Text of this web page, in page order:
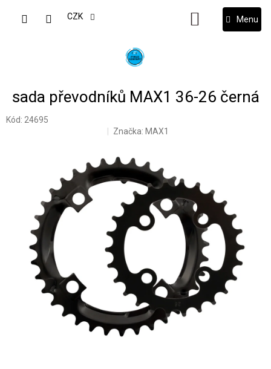
CZK
NÁKUPNÍ
KOŠÍK
sada převodníků MAX1 36-26 černá
Kód: 24695
Značka: MAX1